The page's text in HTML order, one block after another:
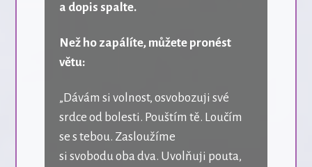
a dopis spalte.
Než ho zapálíte, můžete pronést
větu:
„Dávám si volnost, osvobozuji své
srdce od bolesti. Pouštím tě. Loučím
se s tebou. Zasloužíme
si svobodu oba dva. Uvolňuji pouta,